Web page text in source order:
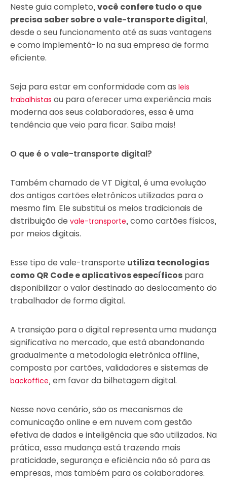
Neste guia completo, você confere tudo o que
precisa saber sobre o vale-transporte digital,
desde o seu funcionamento até as suas vantagens
e como implementá-lo na sua empresa de forma
eficiente.
Seja para estar em conformidade com as leis
trabalhistas ou para oferecer uma experiência mais
moderna aos seus colaboradores, essa é uma
tendência que veio para ficar. Saiba mais!
O que é o vale-transporte digital?
Também chamado de VT Digital, é uma evolução
dos antigos cartões eletrônicos utilizados para o
mesmo fim. Ele substitui os meios tradicionais de
distribuição de vale-transporte, como cartões físicos,
por meios digitais.
Esse tipo de vale-transporte utiliza tecnologias
como QR Code e aplicativos específicos para
disponibilizar o valor destinado ao deslocamento do
trabalhador de forma digital.
A transição para o digital representa uma mudança
significativa no mercado, que está abandonando
gradualmente a metodologia eletrônica offline,
composta por cartões, validadores e sistemas de
backoffice, em favor da bilhetagem digital.
Nesse novo cenário, são os mecanismos de
comunicação online e em nuvem com gestão
efetiva de dados e inteligência que são utilizados. Na
prática, essa mudança está trazendo mais
praticidade, segurança e eficiência não só para as
empresas, mas também para os colaboradores.